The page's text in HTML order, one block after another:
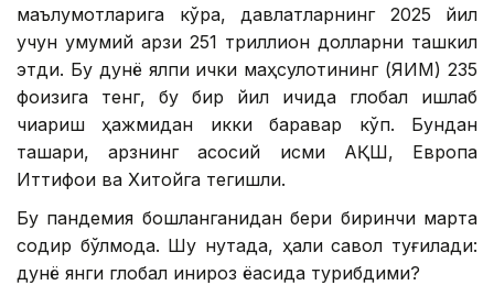
маълумотларига кўра, давлатларнинг 2025 йил
учун умумий қарзи 251 триллион долларни ташкил
этди. Бу дунё ялпи ички маҳсулотининг (ЯИМ) 235
фоизига тенг, бу бир йил ичида глобал ишлаб
чиқариш ҳажмидан икки баравар кўп. Бундан
ташқари, қарзнинг асосий қисми АҚШ, Европа
Иттифоқи ва Хитойга тегишли.
Бу пандемия бошланганидан бери биринчи марта
содир бўлмоқда. Шу нуқтада, ҳақли савол туғилади:
дунё янги глобал инқироз ёқасида турибдими?